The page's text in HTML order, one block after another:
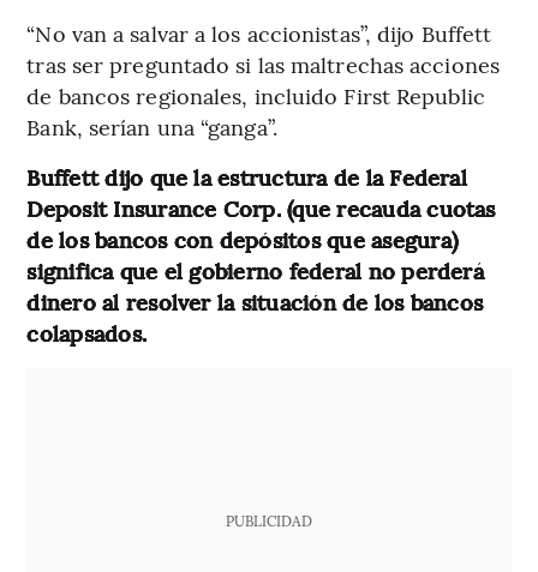
“No van a salvar a los accionistas”, dijo Buffett
tras ser preguntado si las maltrechas acciones
de bancos regionales, incluido First Republic
Bank, serían una “ganga”.
Buffett dijo que la estructura de la Federal
Deposit Insurance Corp. (que recauda cuotas
de los bancos con depósitos que asegura)
significa que el gobierno federal no perderá
dinero al resolver la situación de los bancos
colapsados.
PUBLICIDAD